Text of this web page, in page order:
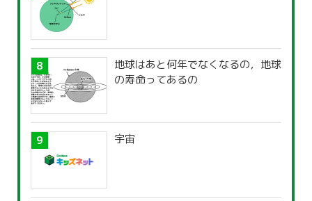
地球はあと何年でなくなるの，地球
の寿命ってあるの
宇宙